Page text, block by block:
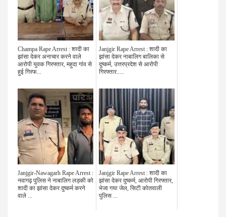
Champa Rape Arrest : शादी का
झांसा देकर अनाचार करने वाले
आरोपी युवक गिरफ्तार, महुदा गांव से
हुई गिरफ...
Janjgir Rape Arrest : शादी का
झांसा देकर नाबालिग बालिका से
दुष्कर्म, उत्तरप्रदेश से आरोपी
गिरफ्तार.....
Janjgir-Nawagarh Rape Arrest :
नवागढ़ पुलिस ने नाबालिग लड़की को
शादी का झांसा देकर दुष्कर्म करने
वाले ...
Janjgir Rape Arrest : शादी का
झांसा देकर दुष्कर्म, आरोपी गिरफ्तार,
भेजा गया जेल, सिटी कोतवाली
पुलिस ...